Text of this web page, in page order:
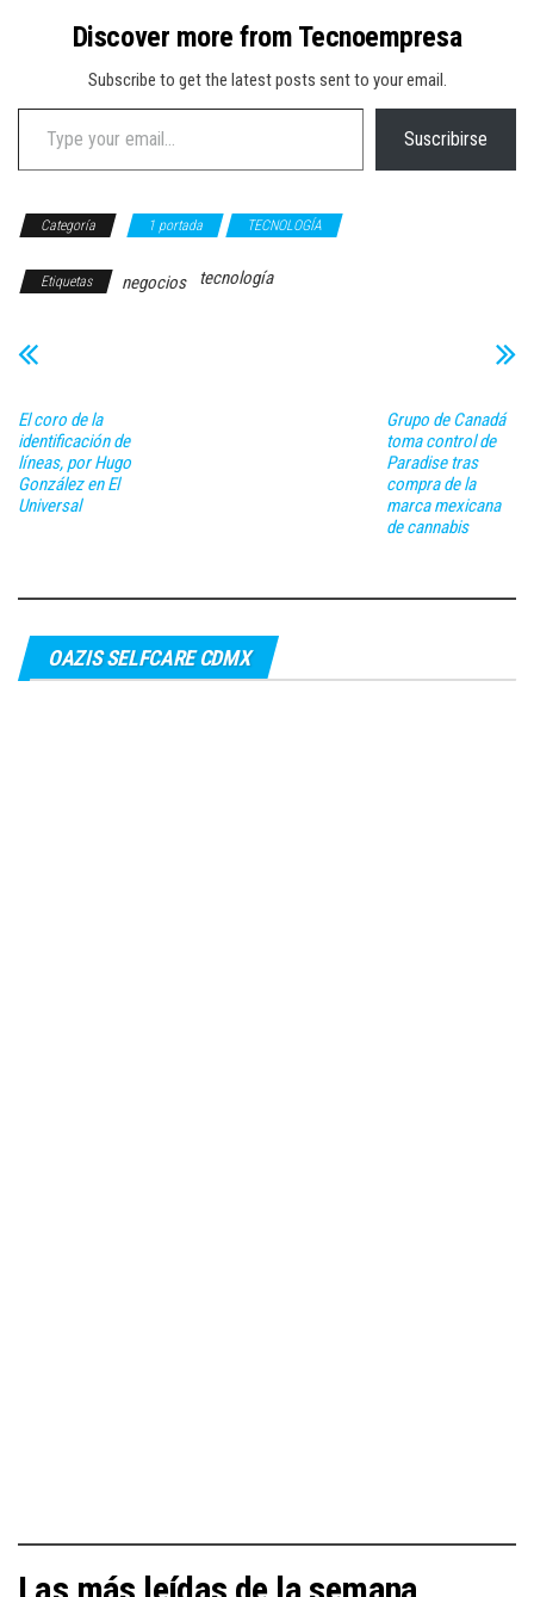
Discover more from Tecnoempresa
Subscribe to get the latest posts sent to your email.
Type your email…
Suscribirse
Categoría 1 portada TECNOLOGÍA
Etiquetas negocios tecnología
El coro de la
identificación de
líneas, por Hugo
González en El
Universal
Grupo de Canadá
toma control de
Paradise tras
compra de la
marca mexicana
de cannabis
OAZIS SELFCARE CDMX